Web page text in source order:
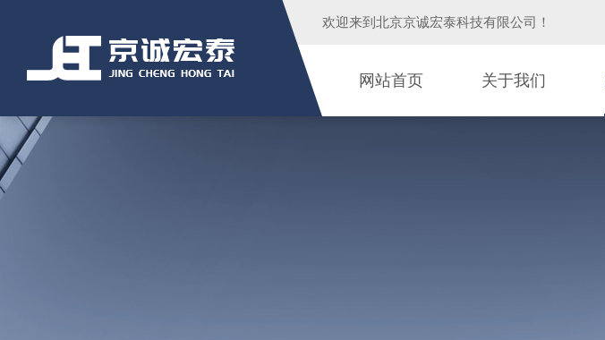
欢迎来到 北京京诚宏泰科技有限公司 ！
网站首页 关于我们